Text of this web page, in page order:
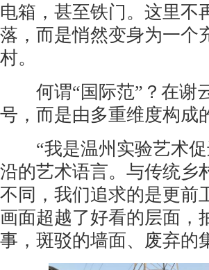
电箱，甚至铁门。这里不
落，而是悄然变身为一个
村。
何谓“国际范”？在谢
号，而是由多重维度构成
“我是温州实验艺术促
沿的艺术语言。与传统乡
不同，我们追求的是更前
画面超越了好看的层面，
事，斑驳的墙面、废弃的